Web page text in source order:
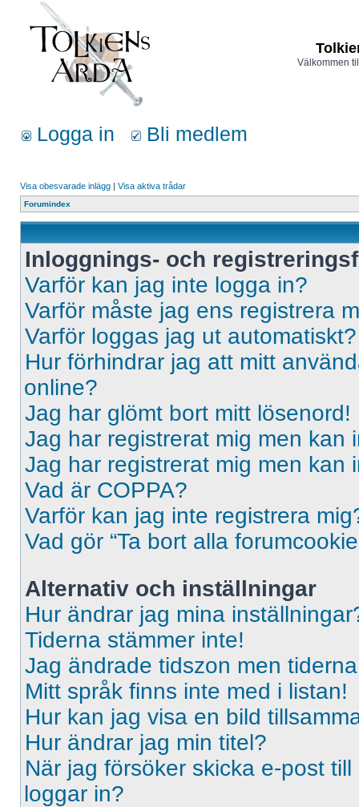
Välkommen
Logga in Bli medlem
Visa obesvarade inlägg | Visa aktiva trådar
Forumindex
Inloggnings- och
Varför kan jag inte logga in?
Varför måste jag ens registrera
Varför loggas jag ut automatiskt?
Hur förhindrar jag att mitt
online?
Jag har glömt bort mitt lösenord!
Jag har registrerat mig men kan
Jag har registrerat mig men kan
Vad är COPPA?
Varför kan jag inte registrera
Vad gör “Ta bort alla
Alternativ och inställningar
Hur ändrar jag mina
Tiderna stämmer inte!
Jag ändrade tidszon men
Mitt språk finns inte med i listan!
Hur kan jag visa en bild
Hur ändrar jag min titel?
När jag försöker skicka e-post
loggar in?